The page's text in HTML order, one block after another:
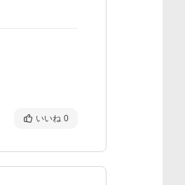
いいね 0